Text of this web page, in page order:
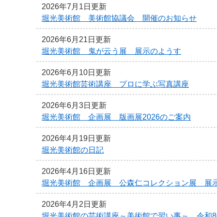
2026年7月1日更新
堀光美術館 美術館協議会 開催のお知らせ
2026年6月21日更新
堀光美術館 鬼が云う展 展示のようす
2026年6月10日更新
堀光美術館芸術講座 プロに学ぶ写真講座
2026年6月3日更新
堀光美術館 企画展 版画展2026のご案内
2026年4月19日更新
堀光美術館の日記
2026年4月16日更新
堀光美術館 企画展 公森仁コレクション展 展
2026年4月2日更新